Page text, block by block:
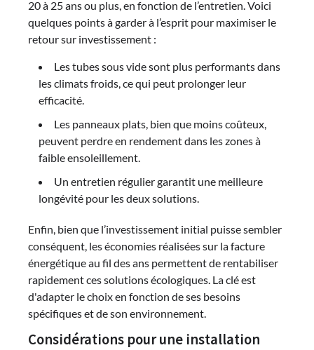
20 à 25 ans ou plus, en fonction de l’entretien. Voici
quelques points à garder à l’esprit pour maximiser le
retour sur investissement :
Les tubes sous vide sont plus performants dans
les climats froids, ce qui peut prolonger leur
efficacité.
Les panneaux plats, bien que moins coûteux,
peuvent perdre en rendement dans les zones à
faible ensoleillement.
Un entretien régulier garantit une meilleure
longévité pour les deux solutions.
Enfin, bien que l’investissement initial puisse sembler
conséquent, les économies réalisées sur la facture
énergétique au fil des ans permettent de rentabiliser
rapidement ces solutions écologiques. La clé est
d'adapter le choix en fonction de ses besoins
spécifiques et de son environnement.
Considérations pour une installation